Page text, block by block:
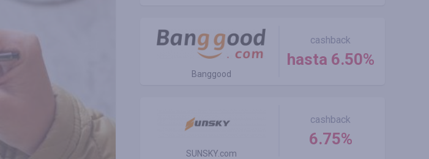
Banggood
cashback
hasta 6.50%
SUNSKY.com
cashback
6.75%